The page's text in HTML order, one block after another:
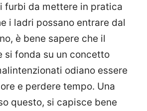
furbi da mettere in pratica
i ladri possano entrare dal
è bene sapere che il
si fonda su un concetto
odiano essere
e perdere tempo. Una
questo, si capisce bene